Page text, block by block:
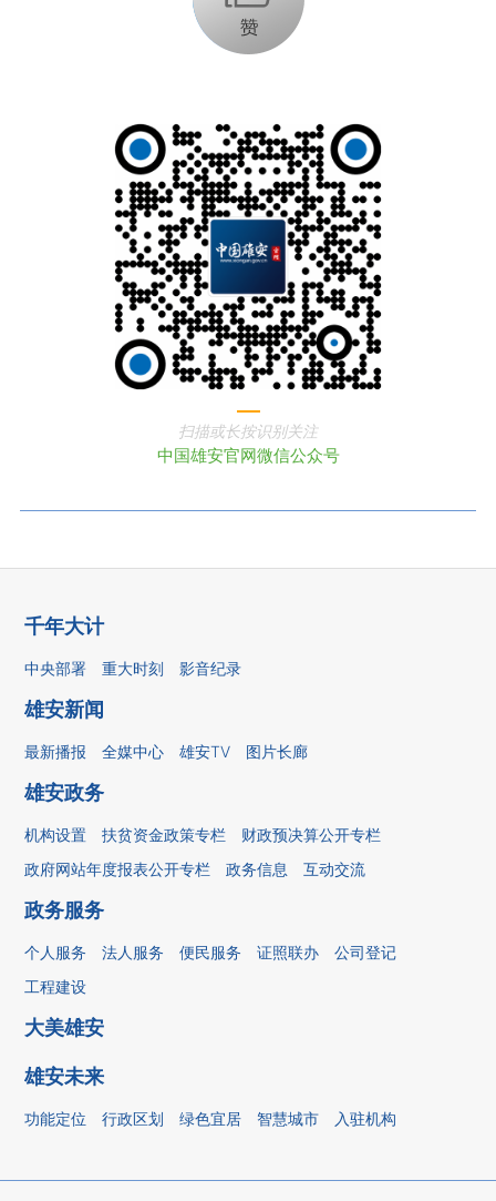
扫描或长按识别关注
中国雄安官网微信公众号
千年大计
中央部署 重大时刻 影音纪录
雄安新闻
最新播报 全媒中心 雄安TV 图片长廊
雄安政务
机构设置 扶贫资金政策专栏
财政预决算公开专栏
政府网站年度报表公开专栏
政务信息 互动交流
政务服务
个人服务 法人服务 便民服务 证照联办
公司登记
工程建设
大美雄安
雄安未来
功能定位 行政区划 绿色宜居 智慧城市 入驻机构